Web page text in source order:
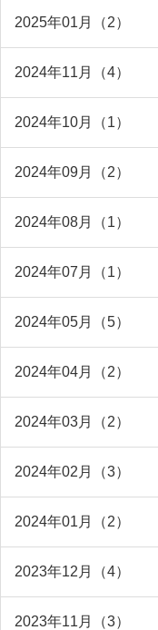
2025年01月（2）
2024年11月（4）
2024年10月（1）
2024年09月（2）
2024年08月（1）
2024年07月（1）
2024年05月（5）
2024年04月（2）
2024年03月（2）
2024年02月（3）
2024年01月（2）
2023年12月（4）
2023年11月（3）